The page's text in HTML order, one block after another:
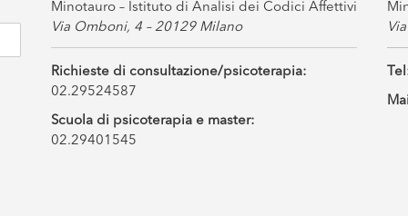
Minotauro – Istituto di Analisi dei Codici Affettivi
Via Omboni, 4 – 20129 Milano
Richieste di consultazione/psicoterapia:
02.29524587
Scuola di psicoterapia e master:
02.29401545